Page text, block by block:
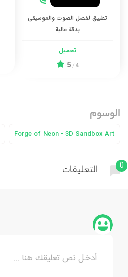
تطبيق لفصل الصوت والموسيقى
بدقة عالية
تحميل
4
/
5
الوسوم
Forge of Neon - 3D Sandbox Art
0 التعليقات